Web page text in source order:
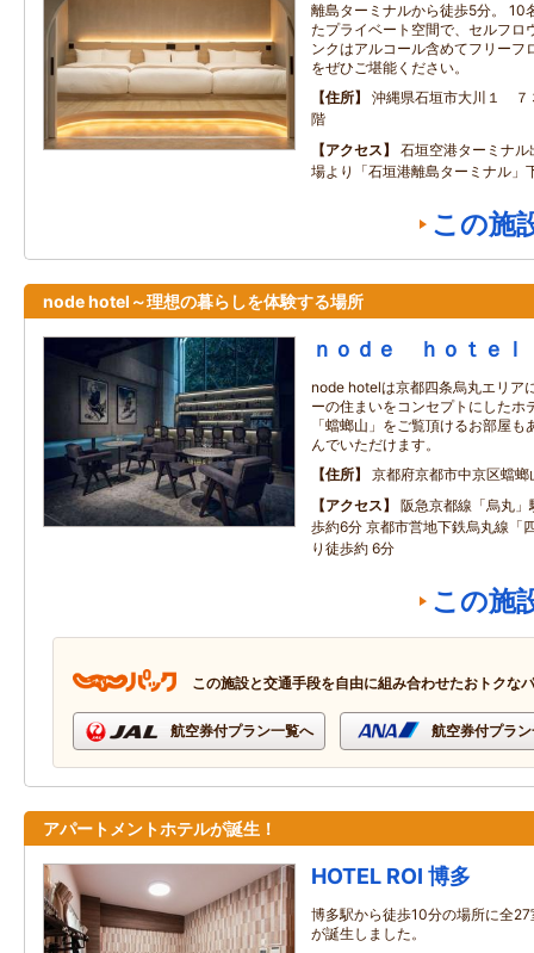
離島ターミナルから徒歩5分。 10
たプライベート空間で、セルフロ
ンクはアルコール含めてフリーフ
をぜひご堪能ください。
住所
沖縄県石垣市大川１ ７
階
アクセス
石垣空港ターミナ
場より「石垣港離島ターミナル」
この施
node hotel～理想の暮らしを体験する場所
ｎｏｄｅ ｈｏｔｅｌ
node hotelは京都四条烏丸エリア
ーの住まいをコンセプトにしたホ
「蟷螂山」をご覧頂けるお部屋
んでいただけます。
住所
京都府京都市中京区蟷
アクセス
阪急京都線「烏丸
歩約6分 京都市営地下鉄烏丸線「
り徒歩約 6分
この施
この施設と交通手段を自由に組み合わせたおトクな
航空券付プラン一覧へ 航空券付プラ
アパートメントホテルが誕生！
HOTEL ROI 博多
博多駅から徒歩10分の場所に全
が誕生しました。